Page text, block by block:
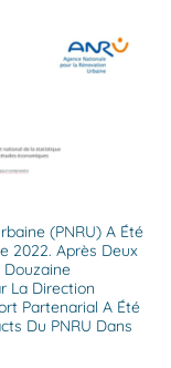
(PNRU) A Été
2022. Après Deux
Douzaine
La Direction
Partenarial A Été
Du PNRU Dans